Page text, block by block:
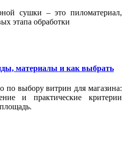
сушки – это пиломатериал,
этапа обработки
материалы и как выбрать
по выбору витрин для магазина:
и практические критерии